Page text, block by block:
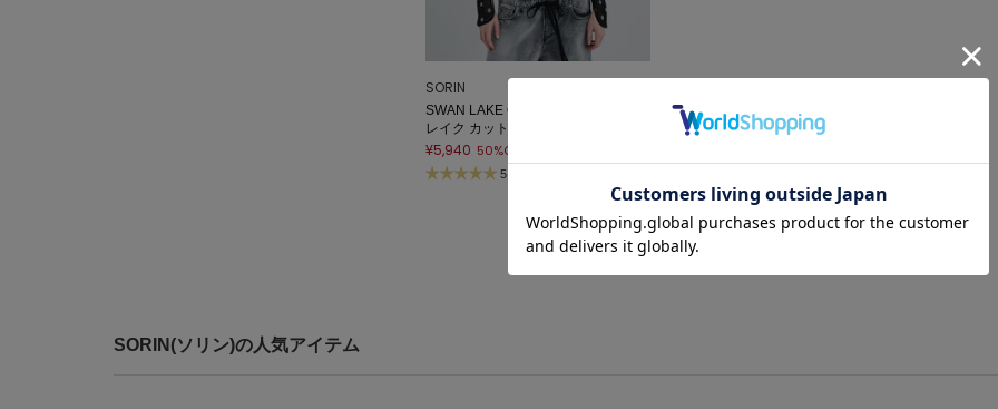
SORIN
SWAN LAKE Cut-out Bodysuit/スワン
レイク カットアウトボディスーツ
¥5,940 50%OFF
5.0 (2件)
SORIN(ソリン)の人気アイテム